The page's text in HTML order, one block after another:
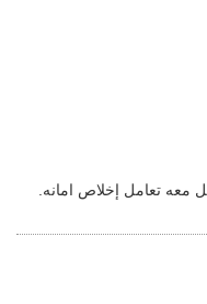
معه تعامل إخلاص امانه.